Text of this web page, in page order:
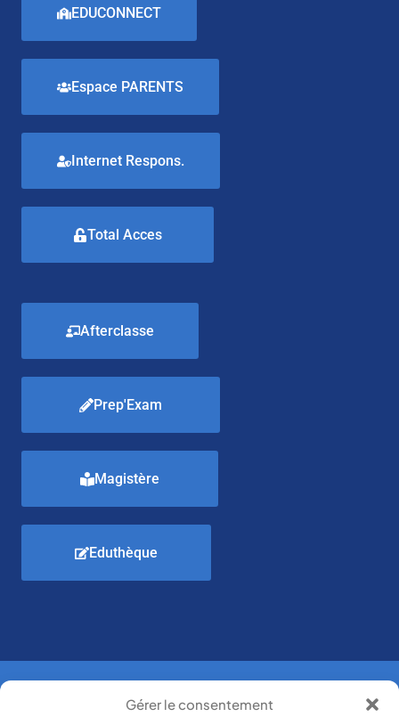
Gérer le consentement
EDUCONNECT
Espace PARENTS
Internet Respons.
Total Acces
Afterclasse
Prep'Exam
Magistère
Eduthèque